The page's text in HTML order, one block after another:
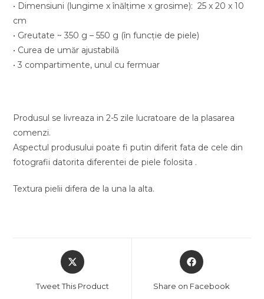
• Dimensiuni (lungime x înălţime x grosime): 25 x 20 x 10
cm
• Greutate ~ 350 g – 550 g (în funcție de piele)
• Curea de umăr ajustabilă
• 3 compartimente, unul cu fermuar
Produsul se livreaza in 2-5 zile lucratoare de la plasarea
comenzi.
Aspectul produsului poate fi putin diferit fata de cele din
fotografii datorita diferentei de piele folosita .
Textura pielii difera de la una la alta.
Opens
in
new
Tweet This Product
Opens
in
new
Share on Facebook